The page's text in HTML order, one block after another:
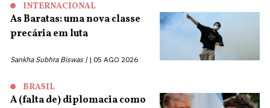
INTERNACIONAL
As Baratas: uma nova classe
precária em luta
Sankha Subhra Biswas | 05 AGO 2026
BRASIL
A (falta de) diplomacia como